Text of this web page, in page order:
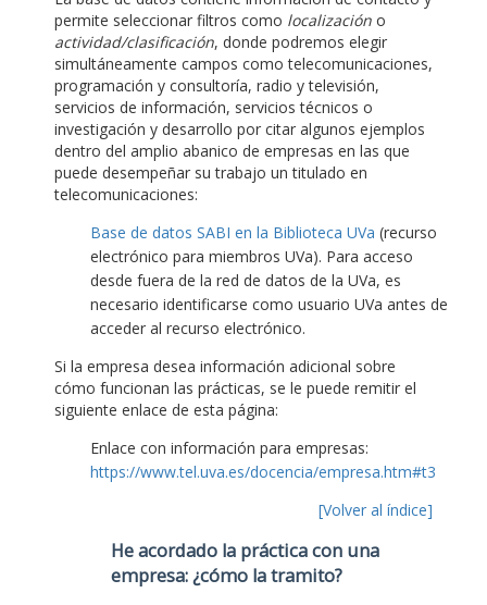
permite seleccionar filtros como localización o
actividad/clasificación, donde podremos elegir
simultáneamente campos como telecomunicaciones,
programación y consultoría, radio y televisión,
servicios de información, servicios técnicos o
investigación y desarrollo por citar algunos ejemplos
dentro del amplio abanico de empresas en las que
puede desempeñar su trabajo un titulado en
telecomunicaciones:
Base de datos SABI en la Biblioteca UVa (recurso
electrónico para miembros UVa). Para acceso
desde fuera de la red de datos de la UVa, es
necesario identificarse como usuario UVa antes de
acceder al recurso electrónico.
Si la empresa desea información adicional sobre
cómo funcionan las prácticas, se le puede remitir el
siguiente enlace de esta página:
Enlace con información para empresas:
https://www.tel.uva.es/docencia/empresa.htm#t3
[Volver al índice]
He acordado la práctica con una
empresa: ¿cómo la tramito?